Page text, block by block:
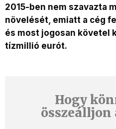
2015-ben nem szavazta
növelését, emiatt a cég
és most jogosan követel
tízmillió eurót.
Hogy
összeálljon